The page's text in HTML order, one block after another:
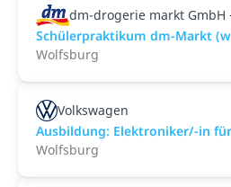
dm-drogerie markt GmbH
Schülerpraktikum dm-Markt
Wolfsburg
Volkswagen
Ausbildung: Elektroniker/-in
Wolfsburg